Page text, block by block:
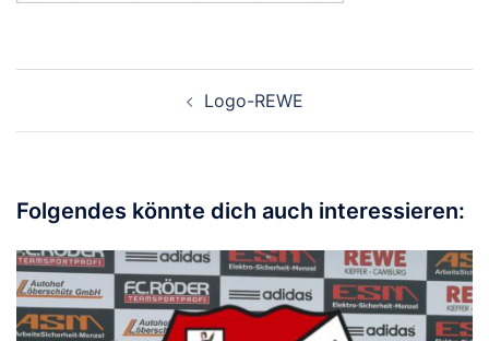
Logo-REWE
Folgendes könnte dich auch interessieren: